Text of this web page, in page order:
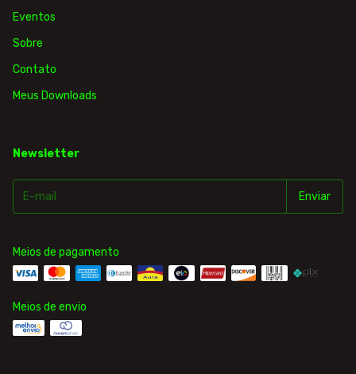
Eventos
Sobre
Contato
Meus Downloads
Newsletter
Meios de pagamento
Meios de envio